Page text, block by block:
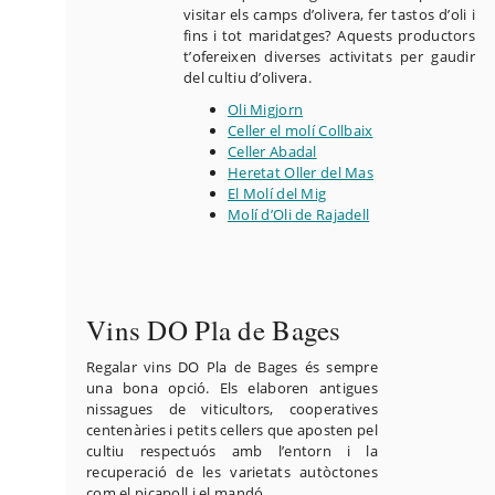
visitar els camps d’olivera, fer tastos d’oli i
fins i tot maridatges? Aquests productors
t’ofereixen diverses activitats per gaudir
del cultiu d’olivera.
Oli Migjorn
Celler el molí Collbaix
Celler Abadal
Heretat Oller del Mas
El Molí del Mig
Molí d’Oli de Rajadell
Vins DO Pla de Bages
Regalar vins DO Pla de Bages és sempre
una bona opció. Els elaboren antigues
nissagues de viticultors, cooperatives
centenàries i petits cellers que aposten pel
cultiu respectuós amb l’entorn i la
recuperació de les varietats autòctones